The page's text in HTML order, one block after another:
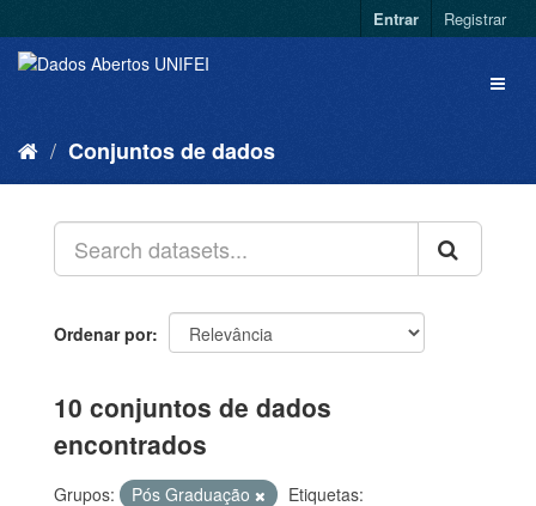
Entrar Registrar
Conjuntos de dados
Ordenar por
10 conjuntos de dados
encontrados
Grupos: Pós Graduação
Etiquetas: